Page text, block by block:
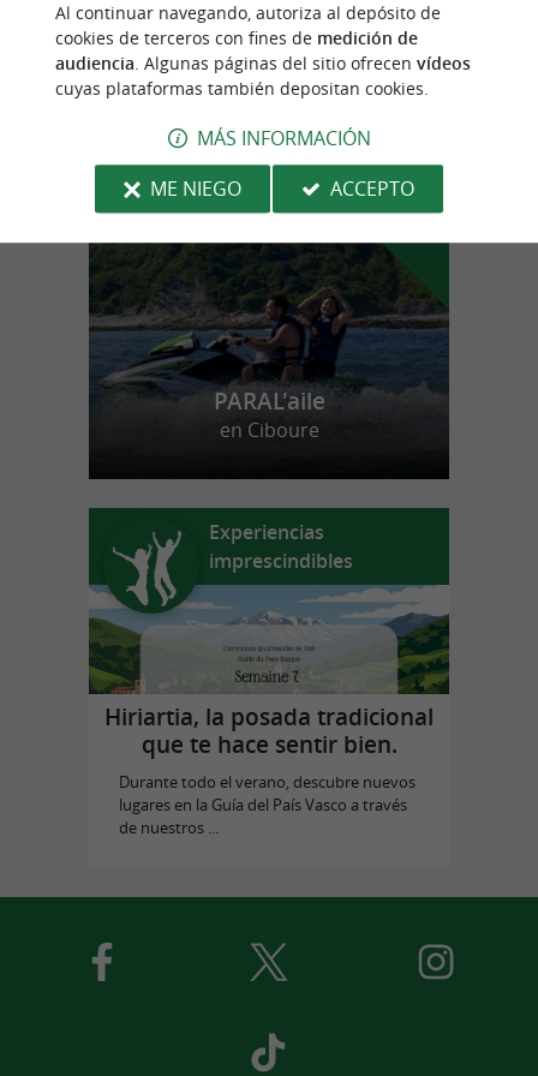
n
u
e
s
t
r
o
f
a
v
o
r
i
t
o
PARAL'aile
en Ciboure
Experiencias
imprescindibles
Hiriartia, la posada tradicional
que te hace sentir bien.
Durante todo el verano, descubre nuevos
lugares en la Guía del País Vasco a través
de nuestros ...
Al continuar navegando, autoriza al depósito de
cookies de terceros con fines de medición de
audiencia . Algunas páginas del sitio ofrecen vídeos
cuyas plataformas también depositan cookies.
MÁS INFORMACIÓN
ME NIEGO
ACCEPTO